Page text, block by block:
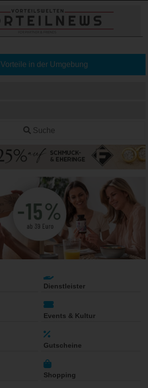
Vorteile in der Umgebung
Suche
Dienstleister
Events & Kultur
Gutscheine
Shopping